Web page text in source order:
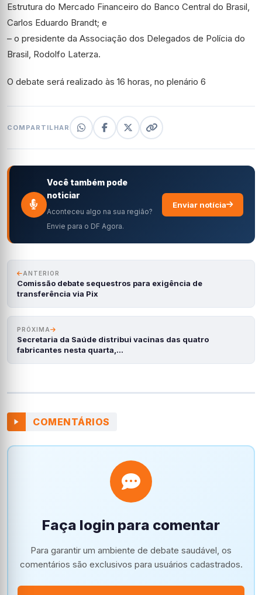
Estrutura do Mercado Financeiro do Banco Central do Brasil,
Carlos Eduardo Brandt; e
– o presidente da Associação dos Delegados de Polícia do
Brasil, Rodolfo Laterza.
O debate será realizado às 16 horas, no plenário 6
COMPARTILHAR
Você também pode
noticiar
Aconteceu algo na sua região?
Envie para o DF Agora.
Enviar notícia
ANTERIOR
Comissão debate sequestros para exigência de
transferência via Pix
PRÓXIMA
Secretaria da Saúde distribui vacinas das quatro
fabricantes nesta quarta,…
COMENTÁRIOS
Faça login para comentar
Para garantir um ambiente de debate saudável, os
comentários são exclusivos para usuários cadastrados.